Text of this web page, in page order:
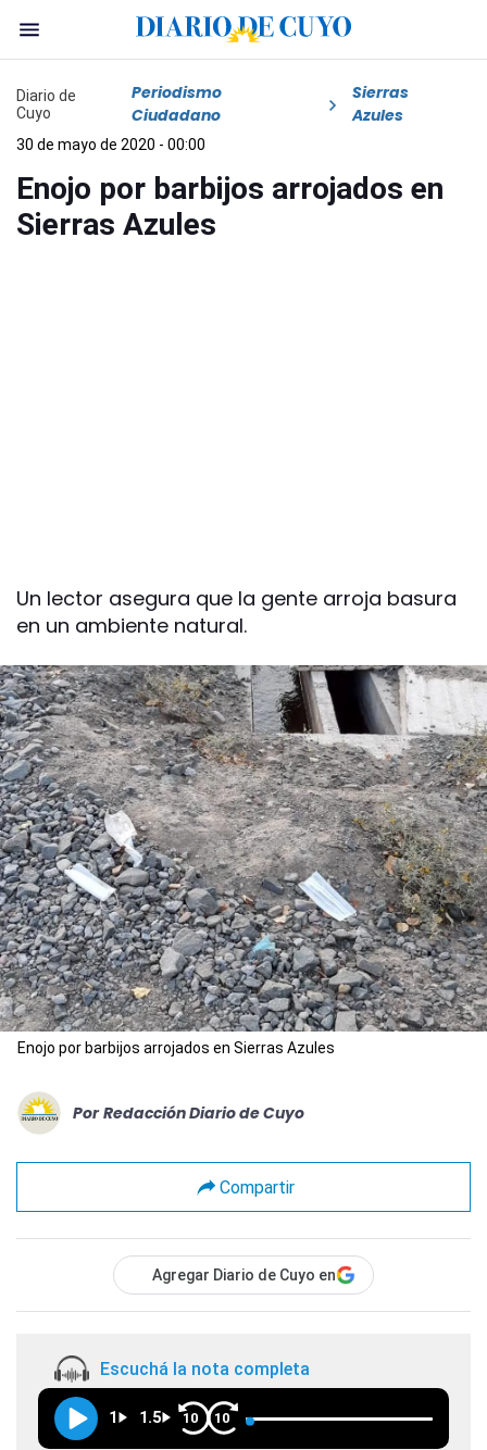
Diario de
Cuyo
Periodismo
Ciudadano
Sierras
Azules
30 de mayo de 2020 - 00:00
Enojo por barbijos arrojados en
Sierras Azules
Un lector asegura que la gente arroja basura
en un ambiente natural.
Enojo por barbijos arrojados en Sierras Azules
Por Redacción Diario de Cuyo
Compartir
Agregar Diario de Cuyo en
Escuchá la nota completa
1 1.5 10 10